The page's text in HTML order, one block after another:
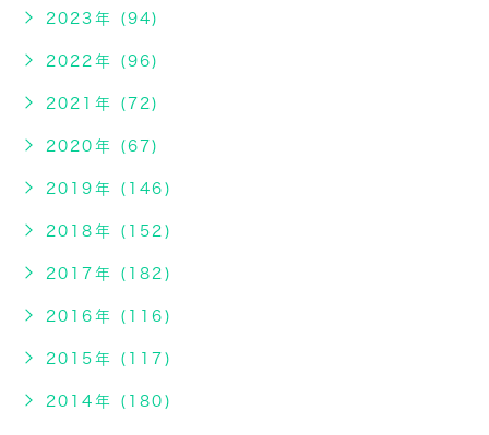
2023年 (94)
2022年 (96)
2021年 (72)
2020年 (67)
2019年 (146)
2018年 (152)
2017年 (182)
2016年 (116)
2015年 (117)
2014年 (180)